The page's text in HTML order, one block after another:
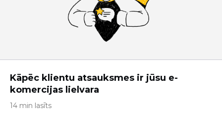
Kāpēc klientu atsauksmes ir jūsu e-
komercijas lielvara
14 min lasīts